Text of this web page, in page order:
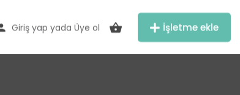
Giriş yap yada Üye ol İşletme ekle